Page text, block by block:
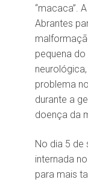
“macaca”.
Abrantes
pequena
problema
durante a
doença da
No dia 5 de
internada
para mais